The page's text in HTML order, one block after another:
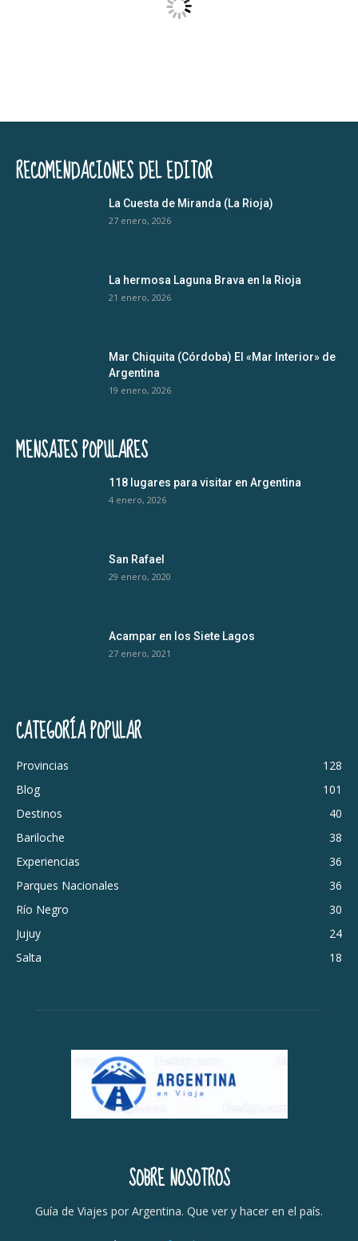
RECOMENDACIONES DEL EDITOR
La Cuesta de Miranda (La Rioja)
27 enero, 2026
La hermosa Laguna Brava en la Rioja
21 enero, 2026
Mar Chiquita (Córdoba) El «Mar Interior» de
Argentina
19 enero, 2026
MENSAJES POPULARES
118 lugares para visitar en Argentina
4 enero, 2026
San Rafael
29 enero, 2020
Acampar en los Siete Lagos
27 enero, 2021
CATEGORÍA POPULAR
Provincias
128
Blog
101
Destinos
40
Bariloche
38
Experiencias
36
Parques Nacionales
36
Río Negro
30
Jujuy
24
Salta
18
SOBRE NOSOTROS
Guía de Viajes por Argentina. Que ver y hacer en el país.